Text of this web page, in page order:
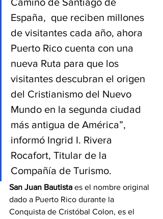
España,  que reciben millones
de visitantes cada año, ahora
Puerto Rico cuenta con una
nueva Ruta para que los
visitantes descubran el origen
del Cristianismo del Nuevo
Mundo en la segunda ciudad
más antigua de América”,
informó Ingrid I. Rivera
Rocafort, Titular de la
Compañía de Turismo.
San Juan Bautista es el nombre original
dado a Puerto Rico durante la
Conquista de Cristóbal Colon, es el